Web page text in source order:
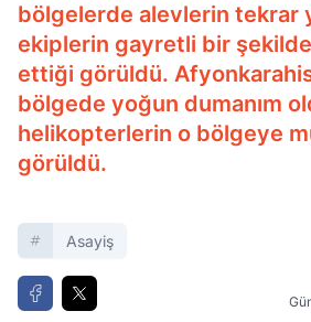
bölgelerde alevlerin tekrar
ekiplerin gayretli bir
ettiği görüldü.
bölgede yoğun dumanım
helikopterlerin o bölgeye
görüldü.
Asayiş